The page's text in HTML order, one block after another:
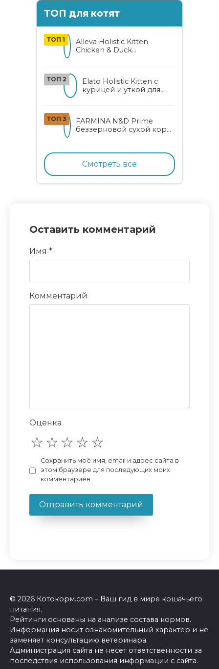
ТОП для котят
ТОП 1
Alleva Holistic Kitten
Chicken & Duck
ТОП 2
Elato Holistic Kitten с
курицей и уткой для
ТОП 3
FARMINA N&D Prime
беззерновой сухой корм
курицей и гранатом
Смотреть все
Оставить комментарий
Имя *
Комментарий
Оценка
Сохранить моё имя, email и адрес сайта в
этом браузере для последующих моих
комментариев.
© 2026 Котокорм.com – Ваш гид в мире кошачьего
питания.
Рейтинги основаны на анализе состава кормов.
Информация носит ознакомительный характер и не
заменяет консультацию ветеринара.
Администрация сайта не несет ответственности за
последствия использования информации с сайта.